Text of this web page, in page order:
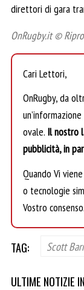
direttori di gara
OnRugby.it ©
Cari Lettori,
OnRugby, da
ovale. Il nostro
pubblicità, in
Quando Vi
o tecnologie
Vostro consenso.
TAG: Scott
ULTIME NOTIZIE